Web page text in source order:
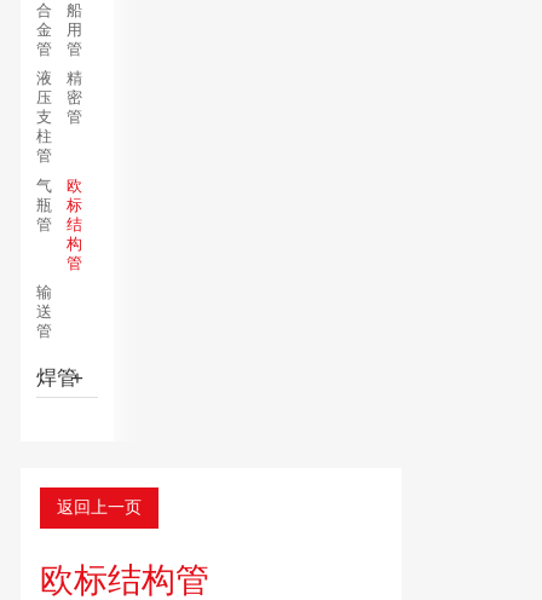
合
金
管
船
用
管
液
压
支
柱
管
精
密
管
气
瓶
管
欧
标
结
构
管
输
送
管
焊管
返回上一页
欧标结构管